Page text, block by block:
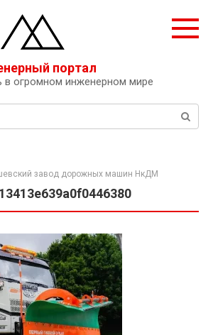
портал
в огромном инженерном мире
завод дорожных машин НкДМ